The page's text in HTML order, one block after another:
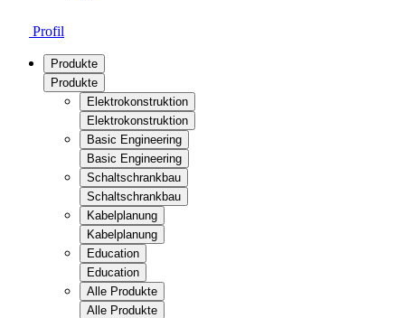
Profil
Produkte
Produkte
Elektrokonstruktion
Elektrokonstruktion
Basic Engineering
Basic Engineering
Schaltschrankbau
Schaltschrankbau
Kabelplanung
Kabelplanung
Education
Education
Alle Produkte
Alle Produkte